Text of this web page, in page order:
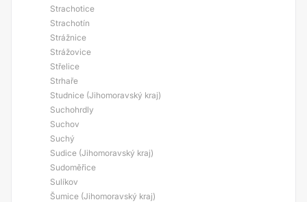
Strachotice
Strachotín
Strážnice
Strážovice
Střelice
Strhaře
Studnice (Jihomoravský kraj)
Suchohrdly
Suchov
Suchý
Sudice (Jihomoravský kraj)
Sudoměřice
Sulíkov
Šumice (Jihomoravský kraj)